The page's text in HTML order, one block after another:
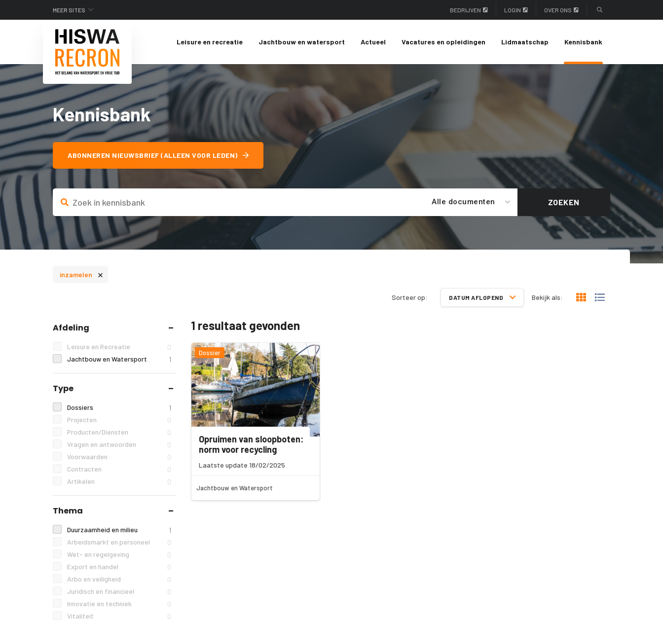
MEER SITES BEDRIJVEN LOGIN OVER ONS
Leisure en recreatie Jachtbouw en watersport Actueel Vacatures en opleidingen Lidmaatschap Kennisbank
Kennisbank
ABONNEREN NIEUWSBRIEF (ALLEEN VOOR LEDEN)
Alle documenten ZOEKEN
inzamelen ×
Sorteer op: DATUM AFLOPEND Bekijk als:
Afdeling
Leisure en Recreatie 0
Jachtbouw en Watersport 1
Type
Dossiers 1
Projecten 0
Producten/Diensten 0
Vragen en antwoorden 0
Voorwaarden 0
Contracten 0
Artikelen 0
Thema
Duurzaamheid en milieu 1
Arbeidsmarkt en personeel 0
Wet- en regelgeving 0
Export en handel 0
Arbo en veiligheid 0
Juridisch en financieel 0
Innovatie en techniek 0
Vitaliteit 0
1 resultaat gevonden
Dossier
Opruimen van sloopboten:
norm voor recycling
Laatste update 18/02/2025
Jachtbouw en Watersport